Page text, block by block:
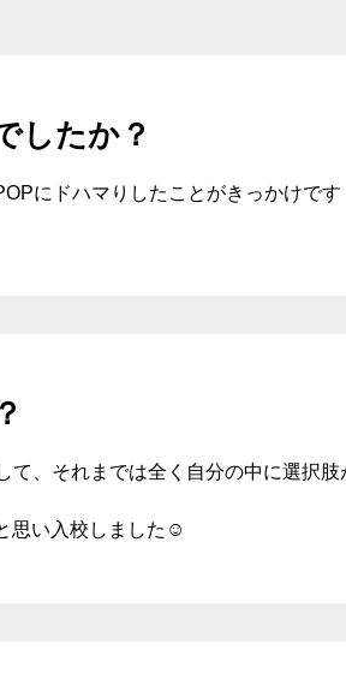
したか？
にドハマりしたことがきっかけで
、それまでは全く自分の中に選択
思い入校しました☺︎